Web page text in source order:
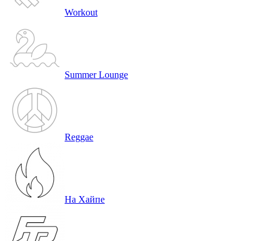
Workout
Summer Lounge
Reggae
На Хайпе